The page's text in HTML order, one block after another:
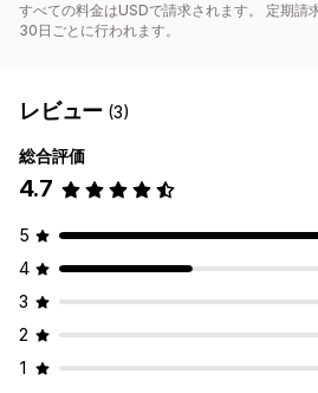
すべての料金はUSDで請求されます。 定期請
30日ごとに行われます。
レビュー (3)
総合評価
4.7
5
4
3
2
1